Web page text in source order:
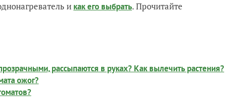
и как его выбрать. Прочитайте
рассыпаются в руках? Как вылечить растения?
ожог?